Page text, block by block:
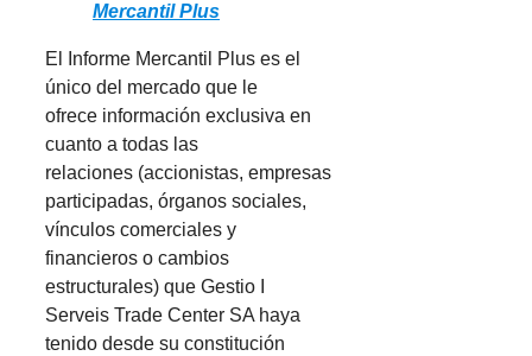
Mercantil Plus
El Informe Mercantil Plus es el
único del mercado que le
ofrece información exclusiva en
cuanto a todas las
relaciones (accionistas, empresas
participadas, órganos sociales,
vínculos comerciales y
financieros o cambios
estructurales) que Gestio I
Serveis Trade Center SA haya
tenido desde su constitución